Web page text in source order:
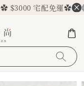
宅配免運✿ 結帳滿